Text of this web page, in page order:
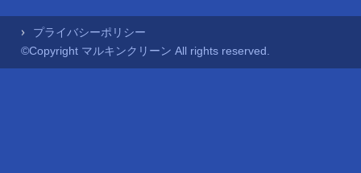
プライバシーポリシー
©Copyright マルキンクリーン All rights reserved.